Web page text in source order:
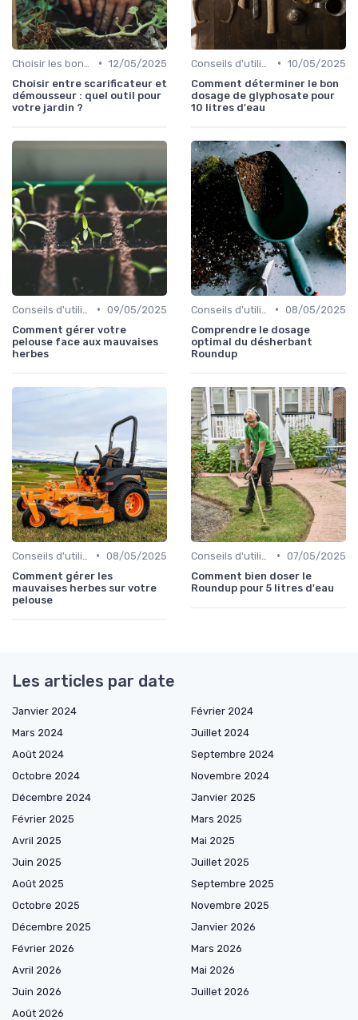
• 12/05/2025
Choisir entre scarificateur et
démousseur : quel outil pour
votre jardin ?
• 10/05/2025
Comment déterminer le bon
dosage de glyphosate pour
10 litres d'eau
• 09/05/2025
Comment gérer votre
pelouse face aux mauvaises
herbes
• 08/05/2025
Comprendre le dosage
optimal du désherbant
Roundup
• 08/05/2025
Comment gérer les
mauvaises herbes sur votre
pelouse
• 07/05/2025
Comment bien doser le
Roundup pour 5 litres d'eau
Les articles par date
Janvier 2024
Février 2024
Mars 2024
Juillet 2024
Août 2024
Septembre 2024
Octobre 2024
Novembre 2024
Décembre 2024
Janvier 2025
Février 2025
Mars 2025
Avril 2025
Mai 2025
Juin 2025
Juillet 2025
Août 2025
Septembre 2025
Octobre 2025
Novembre 2025
Décembre 2025
Janvier 2026
Février 2026
Mars 2026
Avril 2026
Mai 2026
Juin 2026
Juillet 2026
Août 2026